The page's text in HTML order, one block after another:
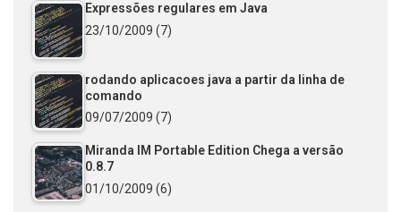
Expressões regulares em Java
23/10/2009 (7)
rodando aplicacoes java a partir da linha de
comando
09/07/2009 (7)
Miranda IM Portable Edition Chega a versão
0.8.7
01/10/2009 (6)